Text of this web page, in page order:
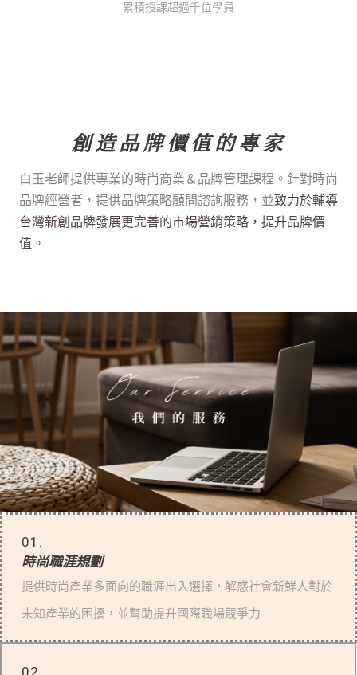
累積授課超過千位學員
創造品牌價值的專家
白玉老師提供專業的時尚商業＆品牌管理課程。針對時尚
品牌經營者，提供品牌策略顧問諮詢服務，並致力於輔導
台灣新創品牌發展更完善的市場營銷策略，提升品牌價
值。
01.
時尚職涯規劃
提供時尚產業多面向的職涯出入選擇，解惑社會新鮮人對於
未知產業的困擾，並幫助提升國際職場競爭力
02.